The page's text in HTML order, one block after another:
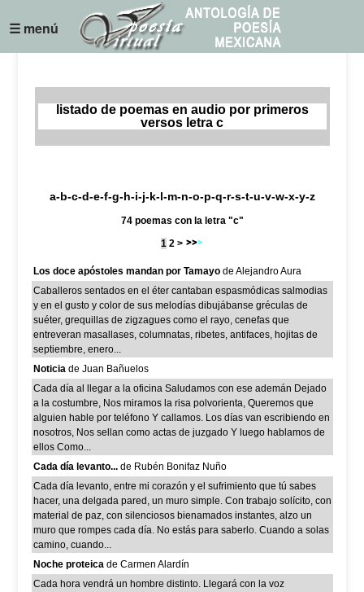
☰ menú
listado de poemas en audio por primeros
versos letra c
a-b-c-d-e-f-g-h-i-j-k-l-m-n-o-p-q-r-s-t-u-v-w-x-y-z
74 poemas con la letra "c"
1 2 >
Los doce apóstoles mandan por Tamayo de Alejandro Aura
Caballeros sentados en el éter cantaban espasmódicas salmodias
y en el gusto y color de sus melodías dibujábanse gréculas de
suéter, grequillas de zigzagues como el rayo, cenefas que
entreveran masallases, columnatas, ribetes, antifaces, hojitas de
septiembre, enero...
Noticia de Juan Bañuelos
Cada día al llegar a la oficina Saludamos con ese ademán Dejado
a la costumbre, Nos miramos la risa polvorienta, Queremos que
alguien hable por teléfono Y callamos. Los días van escribiendo en
nosotros, Nos sellan como actas de juzgado Y luego hablamos de
ellos Como...
Cada día levanto... de Rubén Bonifaz Nuño
Cada día levanto, entre mi corazón y el sufrimiento que tú sabes
hacer, una delgada pared, un muro simple. Con trabajo solícito, con
material de paz, con silenciosos bienamados instantes, alzo un
muro que rompes cada día. No estás para saberlo. Cuando a solas
camino, cuando...
Noche proteica de Carmen Alardín
Cada hora vendrá un hombre distinto. Llegará con la voz